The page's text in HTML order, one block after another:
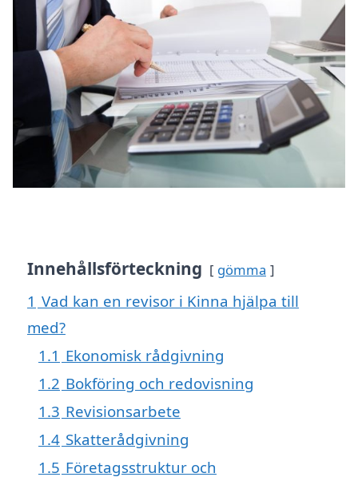
Innehållsförteckning gömma
1 Vad kan en revisor i Kinna hjälpa till
med?
1.1 Ekonomisk rådgivning
1.2 Bokföring och redovisning
1.3 Revisionsarbete
1.4 Skatterådgivning
1.5 Företagsstruktur och